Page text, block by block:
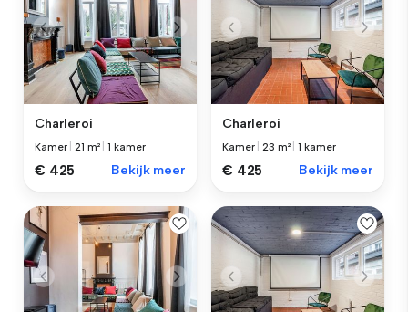
Charleroi
Kamer |21 m² |1 kamer
€ 425 Bekijk meer
Charleroi
Kamer |23 m² |1 kamer
€ 425 Bekijk meer